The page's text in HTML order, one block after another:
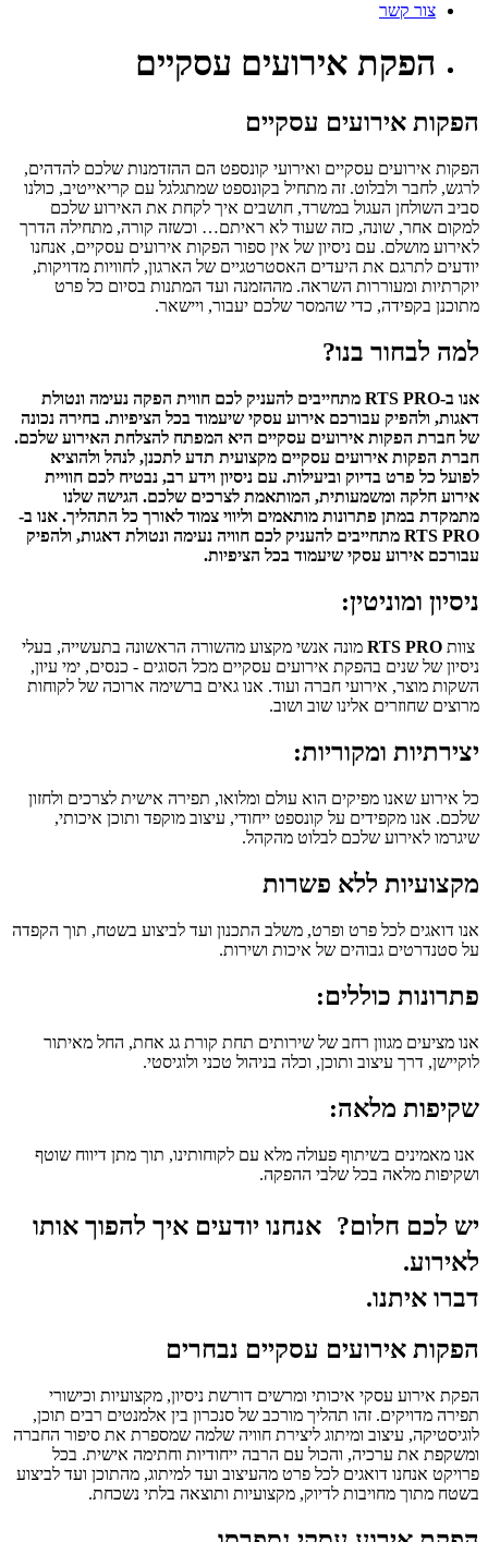
צור קשר
הפקת אירועים עסקיים
הפקות אירועים עסקיים
הפקות אירועים עסקיים ואירועי קונספט הם ההזדמנות שלכם להדהים,
לרגש, לחבר ולבלוט. זה מתחיל בקונספט שמתגלגל עם קריאייטיב, כולנו
סביב השולחן העגול במשרד, חושבים איך לקחת את האירוע שלכם
למקום אחר, שונה, כזה שעוד לא ראיתם… וכשזה קורה, מתחילה הדרך
לאירוע מושלם. עם ניסיון של אין ספור הפקות אירועים עסקיים, אנחנו
יודעים לתרגם את היעדים האסטרטגיים של הארגון, לחוויות מדויקות,
יוקרתיות ומעוררות השראה. מההזמנה ועד המתנות בסיום כל פרט
מתוכנן בקפידה, כדי שהמסר שלכם יעבור, ויישאר.
למה לבחור בנו?
אנו ב-RTS PRO מתחייבים להעניק לכם חווית הפקה נעימה ונטולת
דאגות, ולהפיק עבורכם אירוע עסקי שיעמוד בכל הציפיות. בחירה נכונה
של חברת הפקות אירועים עסקיים היא המפתח להצלחת האירוע שלכם.
חברת הפקות אירועים עסקיים מקצועית תדע לתכנן, לנהל ולהוציא
לפועל כל פרט בדיוק וביעילות. עם ניסיון וידע רב, נבטיח לכם חוויית
אירוע חלקה ומשמעותית, המותאמת לצרכים שלכם. הגישה שלנו
מתמקדת במתן פתרונות מותאמים וליווי צמוד לאורך כל התהליך. אנו ב-
RTS PRO מתחייבים להעניק לכם חוויה נעימה ונטולת דאגות, ולהפיק
עבורכם אירוע עסקי שיעמוד בכל הציפיות.
ניסיון ומוניטין:
צוות RTS PRO מונה אנשי מקצוע מהשורה הראשונה בתעשייה, בעלי
ניסיון של שנים בהפקת אירועים עסקיים מכל הסוגים - כנסים, ימי עיון,
השקות מוצר, אירועי חברה ועוד. אנו גאים ברשימה ארוכה של לקוחות
מרוצים שחוזרים אלינו שוב ושוב.
יצירתיות ומקוריות:
כל אירוע שאנו מפיקים הוא עולם ומלואו, תפירה אישית לצרכים ולחזון
שלכם. אנו מקפידים על קונספט ייחודי, עיצוב מוקפד ותוכן איכותי,
שיגרמו לאירוע שלכם לבלוט מהקהל.
מקצועיות ללא פשרות
אנו דואגים לכל פרט ופרט, משלב התכנון ועד לביצוע בשטח, תוך הקפדה
על סטנדרטים גבוהים של איכות ושירות.
פתרונות כוללים:
אנו מציעים מגוון רחב של שירותים תחת קורת גג אחת, החל מאיתור
לוקיישן, דרך עיצוב ותוכן, וכלה בניהול טכני ולוגיסטי.
שקיפות מלאה:
אנו מאמינים בשיתוף פעולה מלא עם לקוחותינו, תוך מתן דיווח שוטף
ושקיפות מלאה בכל שלבי ההפקה.
יש לכם חלום? אנחנו יודעים איך להפוך אותו
לאירוע.
דברו איתנו.
הפקות אירועים עסקיים נבחרים
הפקת אירוע עסקי איכותי ומרשים דורשת ניסיון, מקצועיות וכישורי
תפירה מדויקים. זהו תהליך מורכב של סנכרון בין אלמנטים רבים תוכן,
לוגיסטיקה, עיצוב ומיתוג ליצירת חוויה שלמה שמספרת את סיפור החברה
ומשקפת את ערכיה, והכול עם הרבה ייחודיות וחתימה אישית. בכל
פרויקט אנחנו דואגים לכל פרט מהעיצוב ועד למיתוג, מהתוכן ועד לביצוע
בשטח מתוך מחויבות לדיוק, מקצועיות ותוצאה בלתי נשכחת.